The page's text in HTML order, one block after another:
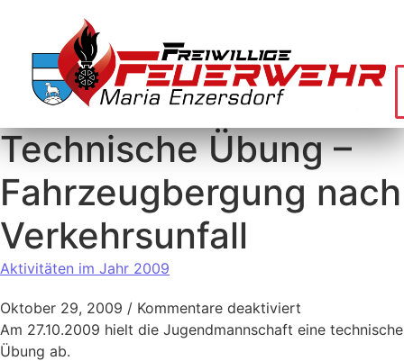
Technische Übung –
Fahrzeugbergung nach
Verkehrsunfall
Aktivitäten im Jahr 2009
Oktober 29, 2009 / Kommentare deaktiviert
Am 27.10.2009 hielt die Jugendmannschaft eine technische
Übung ab.